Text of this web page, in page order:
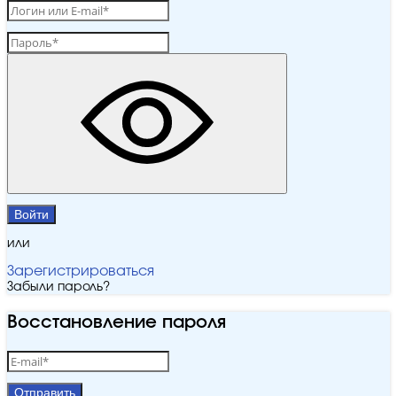
Войти
или
Зарегистрироваться
Забыли пароль?
Восстановление пароля
Отправить